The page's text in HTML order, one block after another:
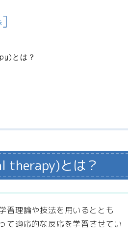
]
とは？
therapy)とは？
習理論や技法を用いるととも
て適応的な反応を学習させてい